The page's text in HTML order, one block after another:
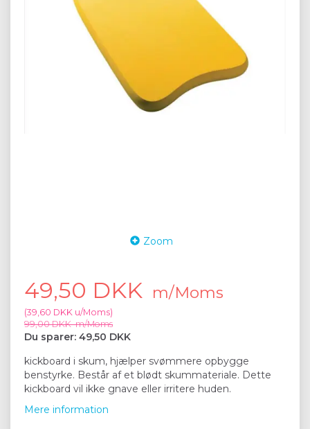
Zoom
49,50 DKK m/Moms
(39,60 DKK u/Moms)
99,00 DKKm/Moms
Du sparer: 49,50 DKK
kickboard i skum, hjælper svømmere opbygge
benstyrke. Består af et blødt skummateriale. Dette
kickboard vil ikke gnave eller irritere huden.
Mere information